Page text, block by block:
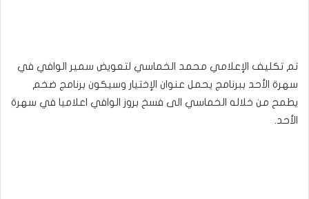
تم تكليف الإعلامي محمد الخماسي لتعويض سمير الوافي في
سهرة الأحد ببرنامج يحمل عنوان الإختيار وسيكون برنامج ضخم
يطمح من خلاله الخماسي الى فسخ بروز الوافي اعلاميا في سهرة
الأحد.